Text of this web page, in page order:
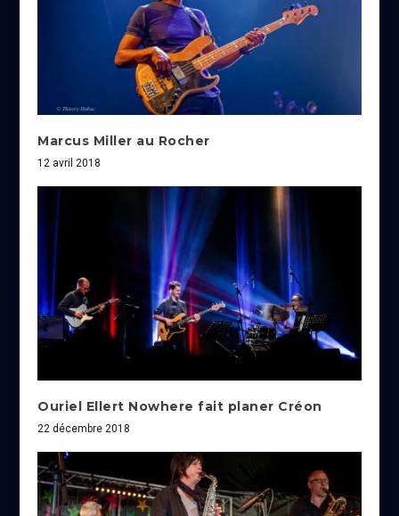
Marcus Miller au Rocher
12 avril 2018
Ouriel Ellert Nowhere fait planer Créon
22 décembre 2018